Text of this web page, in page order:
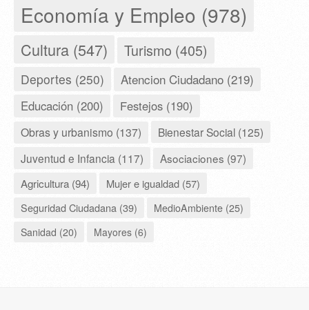
Economía y Empleo (978)
Cultura (547) Turismo (405)
Deportes (250) Atencion Ciudadano (219)
Educación (200) Festejos (190)
Obras y urbanismo (137)
Bienestar Social (125)
Juventud e Infancia (117)
Asociaciones (97)
Agricultura (94)
Mujer e igualdad (57)
Seguridad Ciudadana (39)
MedioAmbiente (25)
Sanidad (20)
Mayores (6)